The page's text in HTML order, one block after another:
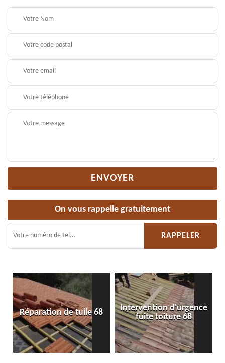
On vous rappelle gratuitement
Réparation de tuile 68
Intervention d'urgence
fuite toiture 68